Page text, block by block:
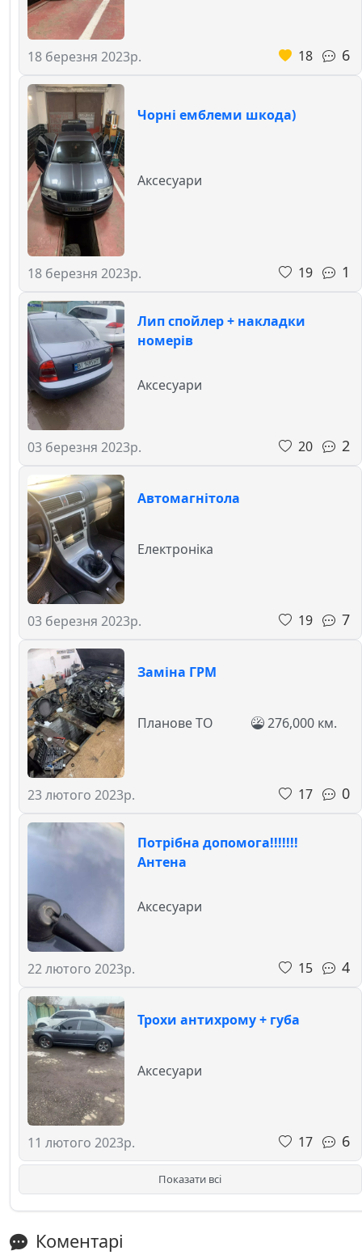
18 березня 2023р. 18 6
Чорні емблеми шкода)
18 березня 2023р.
Аксесуари
19 1
Лип спойлер + накладки
номерів
03 березня 2023р.
Аксесуари
20 2
Автомагнітола
03 березня 2023р.
Електроніка
19 7
Заміна ГРМ
23 лютого 2023р.
Планове ТО 276,000 км.
17 0
Потрібна допомога!!!!!!!
Антена
22 лютого 2023р.
Аксесуари
15 4
Трохи антихрому + губа
11 лютого 2023р.
Аксесуари
17 6
Показати всі
Коментарі